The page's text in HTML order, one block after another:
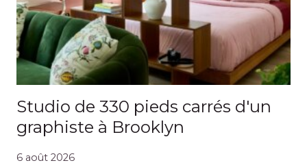
Studio de 330 pieds carrés d'un
graphiste à Brooklyn
6 août 2026